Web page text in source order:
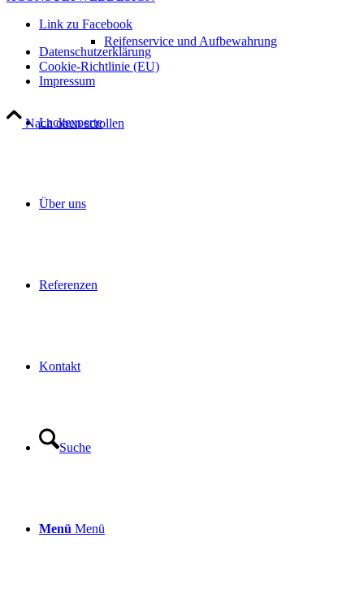
Reifenservice und Aufbewahrung
Lackexperte
Über uns
Referenzen
Kontakt
Suche
Menü Menü
Link zu Facebook
Datenschutzerklärung
Cookie-Richtlinie (EU)
Impressum
Nach oben scrollen